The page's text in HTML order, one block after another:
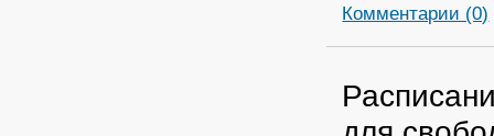
Комментарии (0)